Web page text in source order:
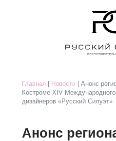
Главная Новости| Анонс
Костроме XIV
дизайнеров «Русский Силуэт»
Анонс